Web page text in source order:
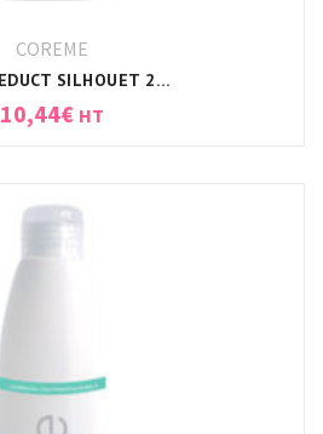
COREME
CRÈME REDUCT SILHOUET 250ML CORÈME
10,44€ HT